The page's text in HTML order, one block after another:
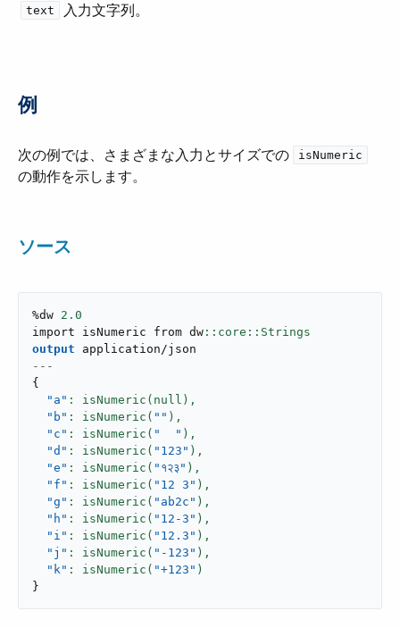
text 入力文字列。
例
次の例では、さまざまな入力とサイズでの ​ isNumeric
の動作を示します。
ソース
%dw 2.0
import isNumeric from dw
output
application/json
---
{
"a" : isNumeric(null),
"b" : isNumeric( "" ),
"c" : isNumeric( "  " ),
"d" : isNumeric( "123" ),
"e" : isNumeric( "१२३" ),
"f" : isNumeric( "12 3" ),
"g" : isNumeric( "ab2c" ),
"h" : isNumeric( "12-3" ),
"i" : isNumeric( "12.3" ),
"j" : isNumeric( "-123" ),
"k" : isNumeric( "+123"
}